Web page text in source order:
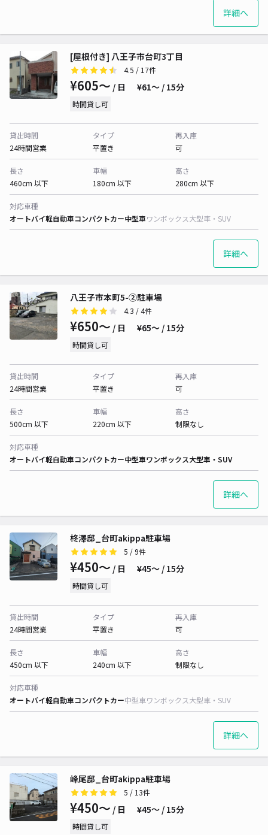
詳細へ
[屋根付き] 八王子市台町3丁目
4.5 / 17件
¥605〜 / 日 ¥61〜 / 15分
時間貸し可
貸出時間
24時間営業
タイプ
平置き
再入庫
可
長さ
460cm 以下
車幅
180cm 以下
高さ
280cm 以下
対応車種
オートバイ軽自動車コンパクトカー中型車ワンボックス大型車・SUV
詳細へ
八王子市本町5-②駐車場
4.3 / 4件
¥650〜 / 日 ¥65〜 / 15分
時間貸し可
貸出時間
24時間営業
タイプ
平置き
再入庫
可
長さ
500cm 以下
車幅
220cm 以下
高さ
制限なし
対応車種
オートバイ軽自動車コンパクトカー中型車ワンボックス大型車・SUV
詳細へ
柊澤邸_台町akippa駐車場
5 / 9件
¥450〜 / 日 ¥45〜 / 15分
時間貸し可
貸出時間
24時間営業
タイプ
平置き
再入庫
可
長さ
450cm 以下
車幅
240cm 以下
高さ
制限なし
対応車種
オートバイ軽自動車コンパクトカー中型車ワンボックス大型車・SUV
詳細へ
峰尾邸_台町akippa駐車場
5 / 13件
¥450〜 / 日 ¥45〜 / 15分
時間貸し可